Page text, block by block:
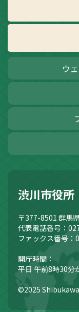
ウ
渋川市役所
〒377-8501 群馬
代表電話番号：
ファックス番号
開庁時間：
平日 午前8時30分
©2025